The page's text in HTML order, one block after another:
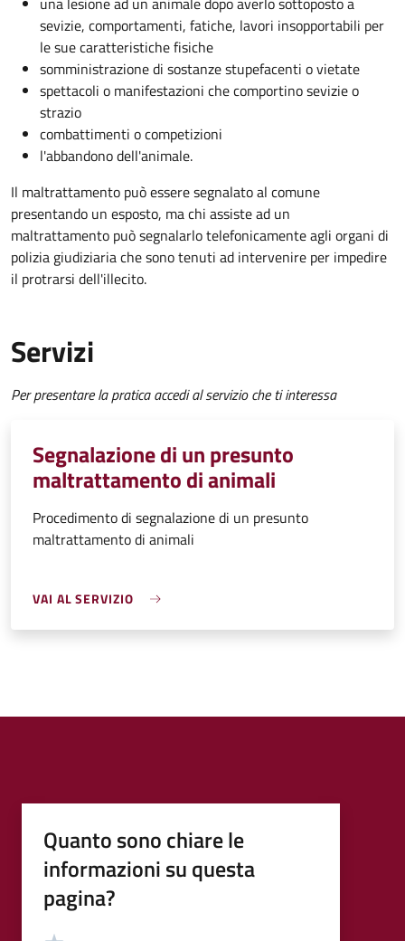
sevizie, comportamenti, fatiche, lavori insopportabili per
le sue caratteristiche fisiche
somministrazione di sostanze stupefacenti o vietate
spettacoli o manifestazioni che comportino sevizie o
strazio
combattimenti o competizioni
l'abbandono dell'animale.
Il maltrattamento può essere segnalato al comune
presentando un esposto, ma chi assiste ad un
maltrattamento può segnalarlo telefonicamente agli organi di
polizia giudiziaria che sono tenuti ad intervenire per impedire
il protrarsi dell'illecito.
Servizi
Per presentare la pratica accedi al servizio che ti interessa
Segnalazione di un presunto
maltrattamento di animali
Procedimento di segnalazione di un presunto
maltrattamento di animali
VAI AL SERVIZIO
Quanto sono chiare le
informazioni su questa
pagina?
Valutazione